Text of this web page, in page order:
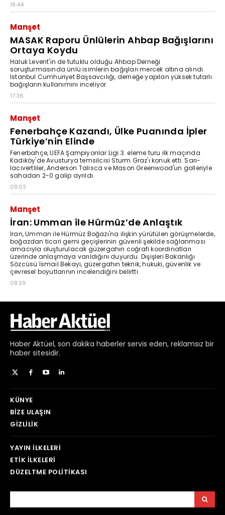
Haber Aktüel, son dakika haberler servis eden, reklamsız bir
haber sitesidir.
KÜNYE
BIZE ULAŞIN
GIZLILIK
YAYIN İLKELERI
ETIK İLKELERI
DÜZELTME POLITIKASI